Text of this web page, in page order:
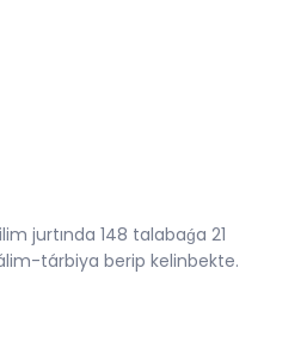
jurtında 148 talabaǵa 21
tárbiya berip kelinbekte.